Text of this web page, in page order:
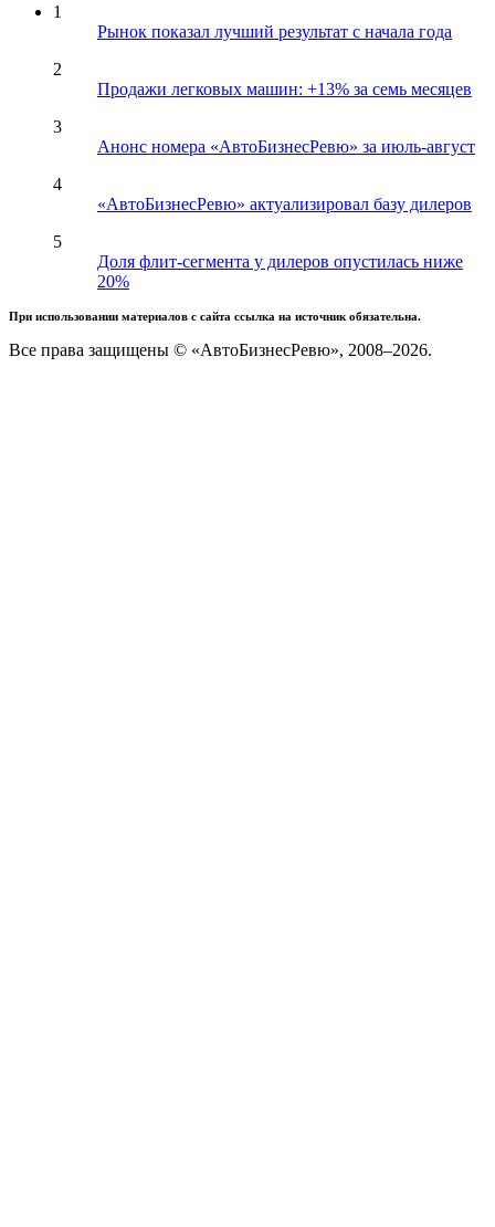
1
Рынок показал лучший результат с начала года
2
Продажи легковых машин: +13% за семь месяцев
3
Анонс номера «АвтоБизнесРевю» за июль-август
4
«АвтоБизнесРевю» актуализировал базу дилеров
5
Доля флит-сегмента у дилеров опустилась ниже
20%
При использовании материалов с сайта ссылка на источник обязательна.
Все права защищены © «АвтоБизнесРевю», 2008–2026.